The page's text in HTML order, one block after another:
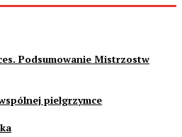
Podsumowanie Mistrzostw
pielgrzymce